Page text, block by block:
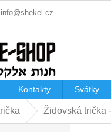
info@shekel.cz
Kontakty Svátky
Židovská trička